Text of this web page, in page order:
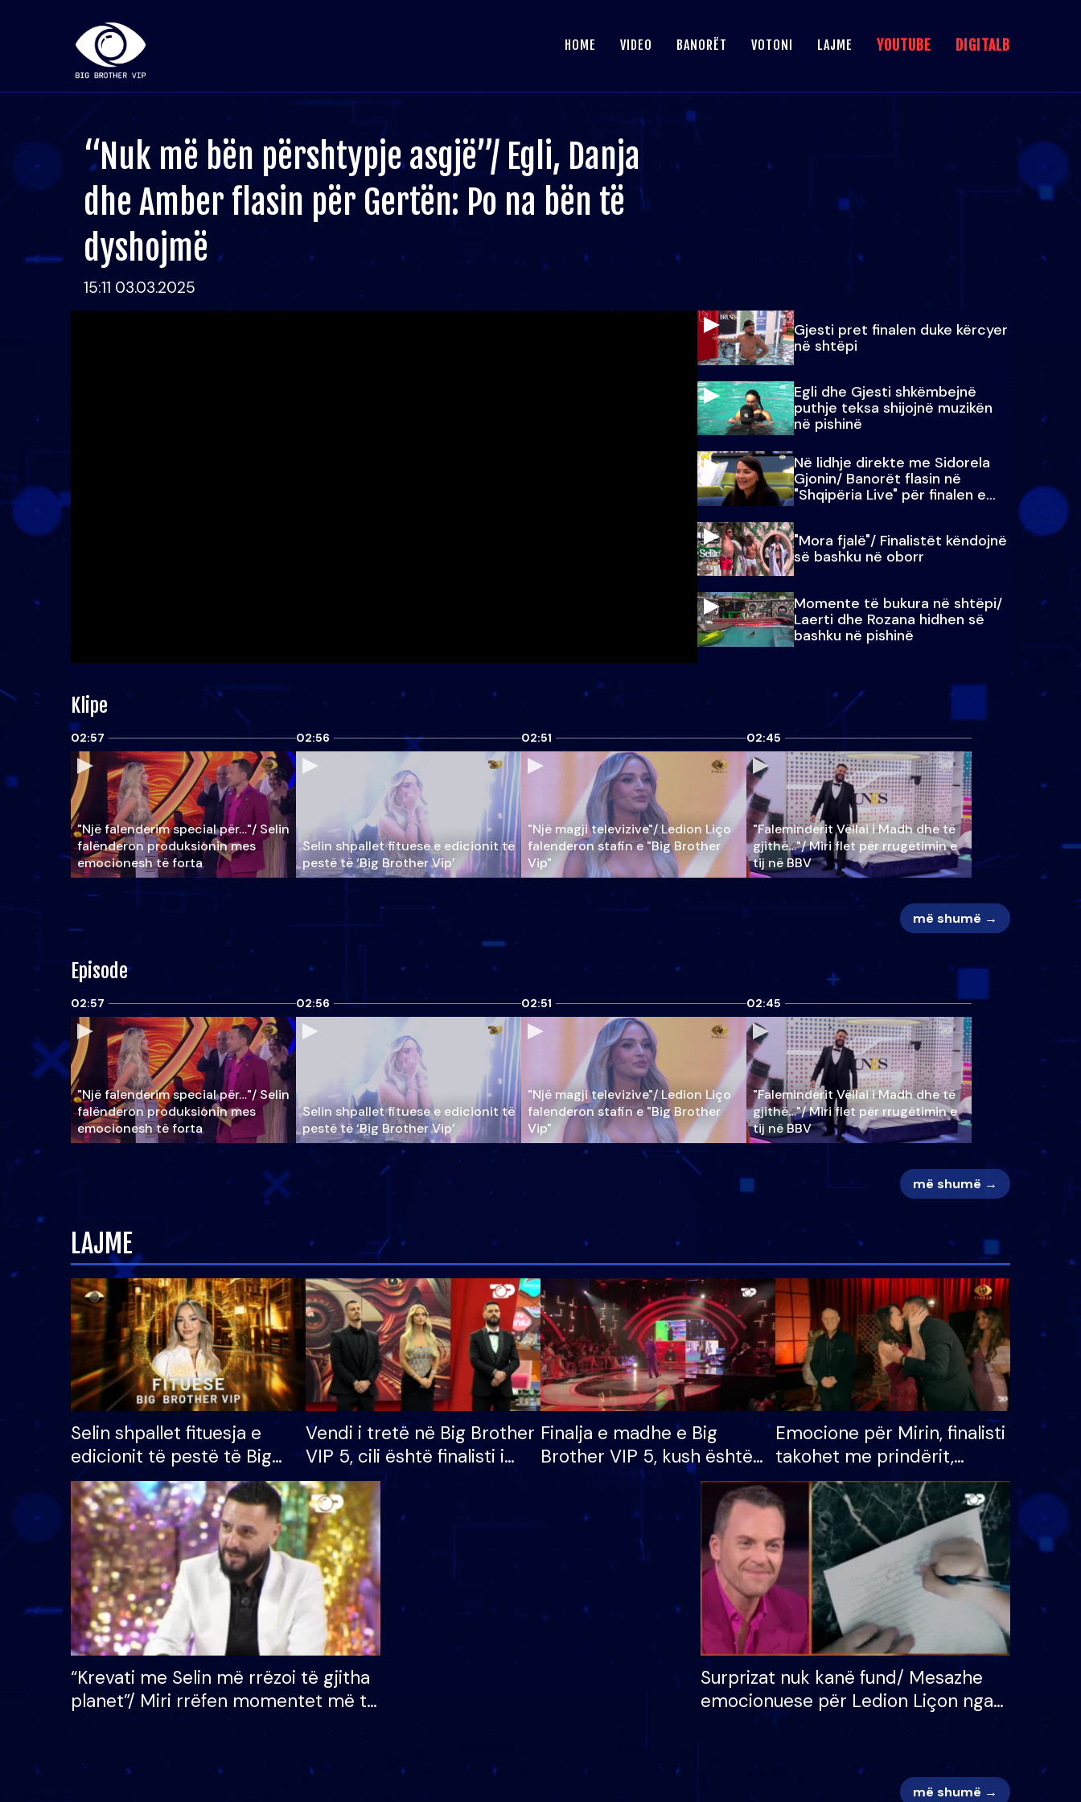
HOME VIDEO BANORËT VOTONI LAJME YOUTUBE DIGITALB
“Nuk më bën përshtypje asgjë”/ Egli, Danja
dhe Amber flasin për Gertën: Po na bën të
dyshojmë
15:11 03.03.2025
Gjesti pret finalen duke kërcyer
në shtëpi
Egli dhe Gjesti shkëmbejnë
puthje teksa shijojnë muzikën
në pishinë
Në lidhje direkte me Sidorela
Gjonin/ Banorët flasin në
"Shqipëria Live" për finalen e
madhe
"Mora fjalë"/ Finalistët këndojnë
së bashku në oborr
Momente të bukura në shtëpi/
Laerti dhe Rozana hidhen së
bashku në pishinë
Klipe
02:57
"Një falenderim special për…"/ Selin
falënderon produksionin mes
emocionesh të forta
02:56
Selin shpallet fituese e edicionit të
pestë të ‘Big Brother Vip’
02:51
"Një magji televizive"/ Ledion Liço
falenderon stafin e "Big Brother
Vip"
02:45
"Faleminderit Vëllai i Madh dhe të
gjithë…"/ Miri flet për rrugëtimin e
tij në BBV
më shumë →
Episode
02:57
"Një falenderim special për…"/ Selin
falënderon produksionin mes
emocionesh të forta
02:56
Selin shpallet fituese e edicionit të
pestë të ‘Big Brother Vip’
02:51
"Një magji televizive"/ Ledion Liço
falenderon stafin e "Big Brother
Vip"
02:45
"Faleminderit Vëllai i Madh dhe të
gjithë…"/ Miri flet për rrugëtimin e
tij në BBV
më shumë →
LAJME
Selin shpallet fituesja e
edicionit të pestë të Big
Brother VIP, rrëmben
çmimin e madh prej 100
mijë eurosh
Vendi i tretë në Big Brother
VIP 5, cili është finalisti i
radhës që lë shtëpinë
Finalja e madhe e Big
Brother VIP 5, kush është
banori i parë që lë shtëpinë
dhe humb mundësinë për
të fituar çmimin e madh
Emocione për Mirin, finalisti
takohet me prindërit,
vajzën dhe bashkëshorten:
S’kemi ndonjë letër divorci
apo jo?
“Krevati me Selin më rrëzoi të gjitha
planet”/ Miri rrëfen momentet më të
bukura në shtëpinë e BB VIP: Do më
Surprizat nuk kanë fund/ Mesazhe
emocionuese për Ledion Liçon nga
nëna dhe fëmijët e tij, moderatori
më shumë →